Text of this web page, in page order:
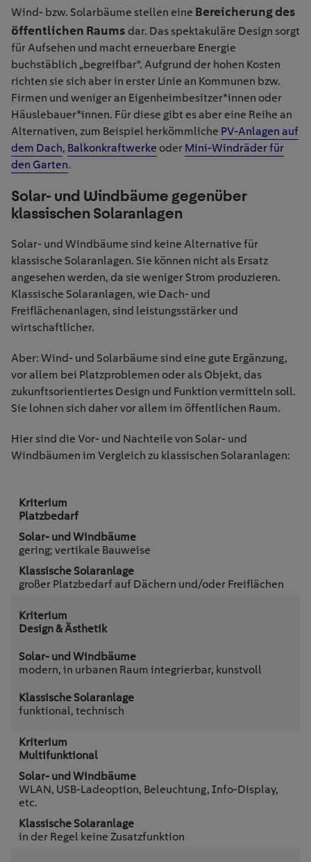
Wind- bzw. Solarbäume stellen eine Bereicherung des
öffentlichen Raums dar. Das spektakuläre Design sorgt
für Aufsehen und macht erneuerbare Energie
buchstäblich „begreifbar“. Aufgrund der hohen Kosten
richten sie sich aber in erster Linie an Kommunen bzw.
Firmen und weniger an Eigenheimbesitzer*innen oder
Häuslebauer*innen. Für diese gibt es aber eine Reihe an
Alternativen, zum Beispiel herkömmliche PV-Anlagen auf
dem Dach, Balkonkraftwerke oder Mini-Windräder für
den Garten.
Solar- und Windbäume gegenüber
klassischen Solaranlagen
Solar- und Windbäume sind keine Alternative für
klassische Solaranlagen. Sie können nicht als Ersatz
angesehen werden, da sie weniger Strom produzieren.
Klassische Solaranlagen, wie Dach- und
Freiflächenanlagen, sind leistungsstärker und
wirtschaftlicher.
Aber: Wind- und Solarbäume sind eine gute Ergänzung,
vor allem bei Platzproblemen oder als Objekt, das
zukunftsorientiertes Design und Funktion vermitteln soll.
Sie lohnen sich daher vor allem im öffentlichen Raum.
Hier sind die Vor- und Nachteile von Solar- und
Windbäumen im Vergleich zu klassischen Solaranlagen:
Platzbedarf
gering; vertikale Bauweise
großer Platzbedarf auf Dächern und/oder Freiflächen
Design & Ästhetik
modern, in urbanen Raum integrierbar, kunstvoll
funktional, technisch
Multifunktional
WLAN, USB-Ladeoption, Beleuchtung, Info-Display,
etc.
in der Regel keine Zusatzfunktion